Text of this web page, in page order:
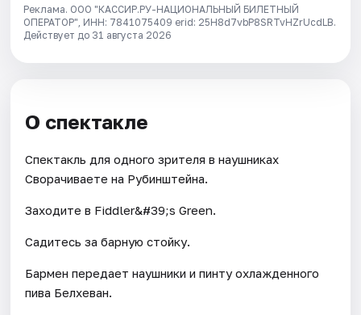
Реклама. ООО "КАССИР.РУ-НАЦИОНАЛЬНЫЙ БИЛЕТНЫЙ
ОПЕРАТОР", ИНН: 7841075409 erid: 25H8d7vbP8SRTvHZrUcdLB.
Действует до 31 августа 2026
О спектакле
Спектакль для одного зрителя в наушниках
Сворачиваете на Рубинштейна.
Заходите в Fiddler&#39;s Green.
Садитесь за барную стойку.
Бармен передает наушники и пинту охлажденного
пива Белхеван.